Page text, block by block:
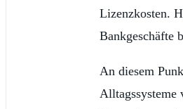
Lizenzkosten.
Bankgeschäfte
An diesem
Alltagssysteme